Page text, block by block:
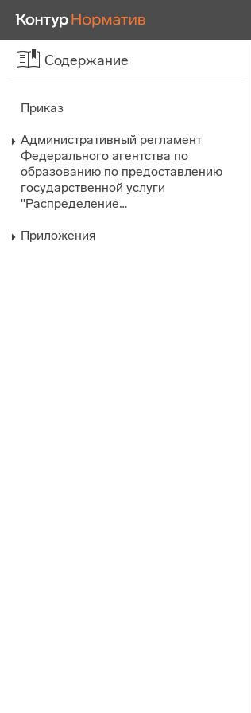
Содержание
Приказ
Административный регламент
Федерального агентства по
образованию по предоставлению
государственной услуги
"Распределение…
Приложения